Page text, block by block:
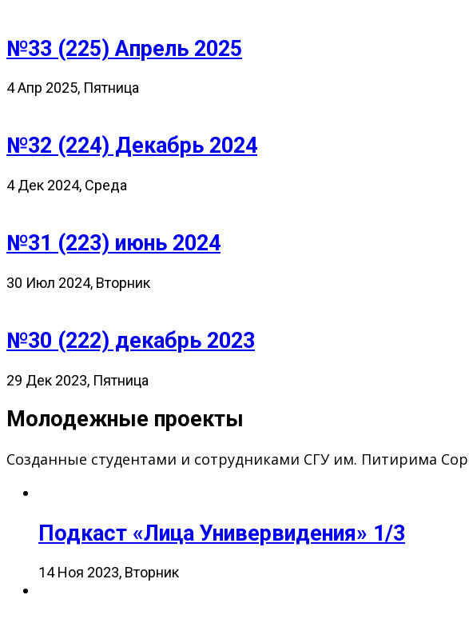
№33 (225) Апрель 2025
4 Апр 2025, Пятница
№32 (224) Декабрь 2024
4 Дек 2024, Среда
№31 (223) июнь 2024
30 Июл 2024, Вторник
№30 (222) декабрь 2023
29 Дек 2023, Пятница
Молодежные проекты
Созданные студентами и сотрудниками СГУ им. Питирима
Подкаст «Лица Универвидения» 1/3
14 Ноя 2023, Вторник